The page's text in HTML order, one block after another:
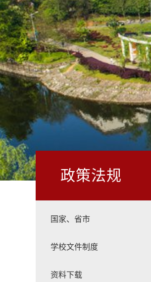
政策法规
国家、省市
学校文件制度
资料下载